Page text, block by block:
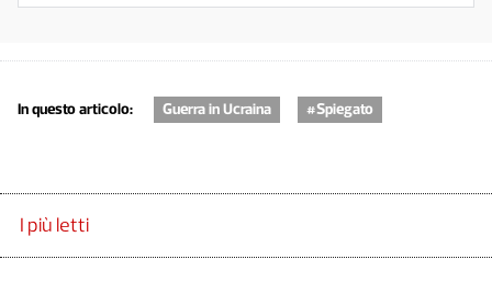
In questo articolo: Guerra in Ucraina #Spiegato
I più letti